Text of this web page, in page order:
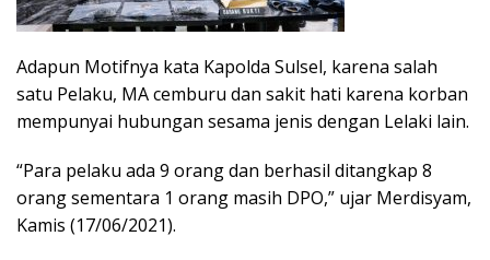
Adapun Motifnya kata Kapolda Sulsel, karena salah
satu Pelaku, MA cemburu dan sakit hati karena korban
mempunyai hubungan sesama jenis dengan Lelaki lain.
“Para pelaku ada 9 orang dan berhasil ditangkap 8
orang sementara 1 orang masih DPO,” ujar Merdisyam,
Kamis (17/06/2021).